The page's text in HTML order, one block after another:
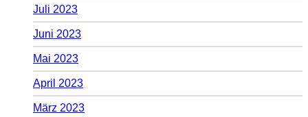
Juli 2023
Juni 2023
Mai 2023
April 2023
März 2023